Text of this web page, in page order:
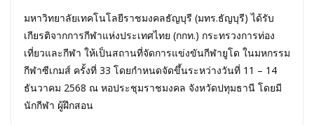
มหาวิทยาลัยเทคโนโลยีราชมงคลธัญบุรี (มทร.ธัญบุรี) ได้รับ
เกียรติจากการกีฬาแห่งประเทศไทย (กกท.) กระทรวงการท่อง
เที่ยวและกีฬา ให้เป็นสถานที่จัดการแข่งขันกีฬายูโด ในมหกรรม
กีฬาซีเกมส์ ครั้งที่ 33 โดยกำหนดจัดขึ้นระหว่างวันที่ 11 – 14
ธันวาคม 2568 ณ หอประชุมราชมงคล จังหวัดปทุมธานี โดยมี
นักกีฬา ผู้ฝึกสอน